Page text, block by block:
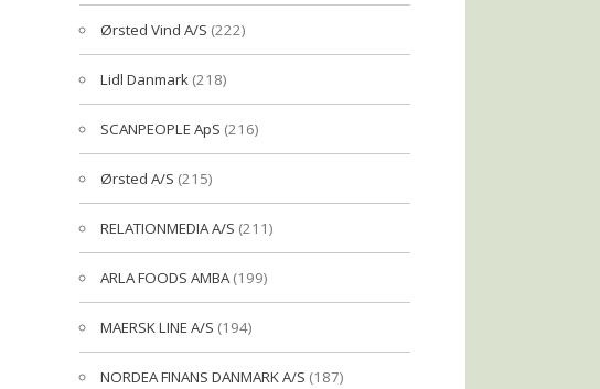
Ørsted Vind A/S (222)
Lidl Danmark (218)
SCANPEOPLE ApS (216)
Ørsted A/S (215)
RELATIONMEDIA A/S (211)
ARLA FOODS AMBA(199)
MAERSK LINE A/S (194)
NORDEA FINANS DANMARK A/S (187)